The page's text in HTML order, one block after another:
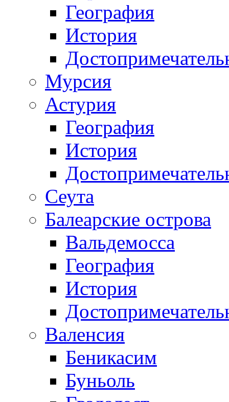
География
История
Мурсия
Астурия
География
История
Сеута
Балеарские острова
Вальдемосса
География
История
Валенсия
Беникасим
Буньоль